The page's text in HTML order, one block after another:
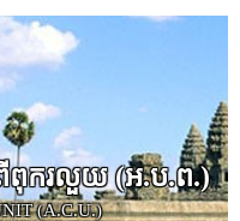
ើពុករលួយ​ (អ.ប.ព.)
(A.C.U.)